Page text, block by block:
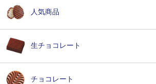
人気商品
生チョコレート
チョコレート